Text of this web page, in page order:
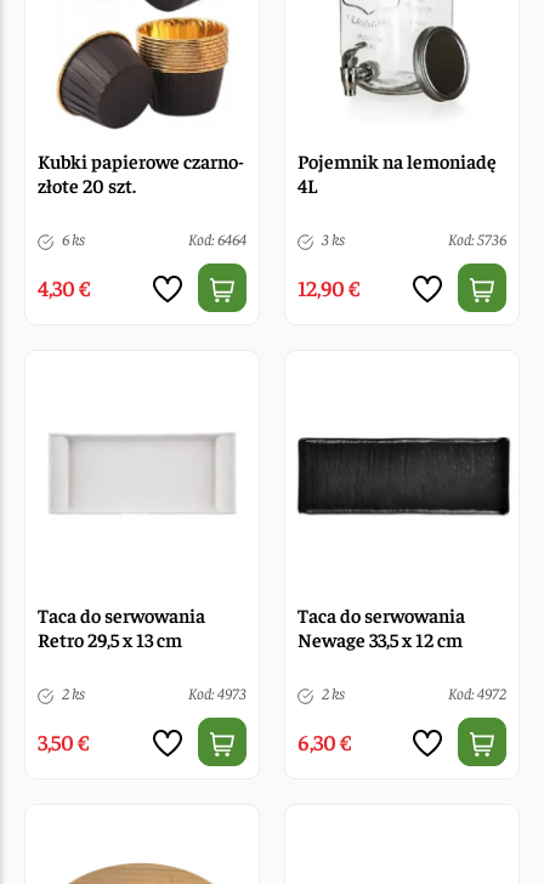
Kubki papierowe czarno-
złote 20 szt.
6 ks Kod: 6464
4,30 €
Pojemnik na lemoniadę
4L
3 ks Kod: 5736
12,90 €
Taca do serwowania
Retro 29,5 x 13 cm
2 ks Kod: 4973
3,50 €
Taca do serwowania
Newage 33,5 x 12 cm
2 ks Kod: 4972
6,30 €